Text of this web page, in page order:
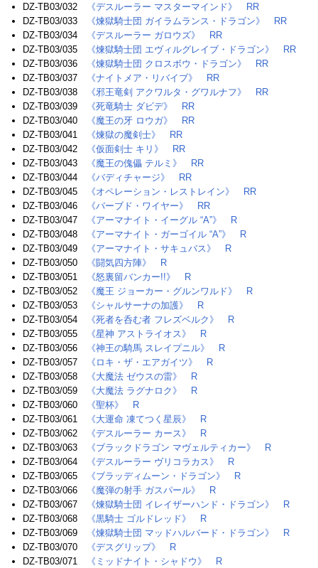
DZ-TB03/032
《デスルーラー マスターマインド》
RR
DZ-TB03/033
《煉獄騎士団 ガイラムランス・ドラゴン》
RR
DZ-TB03/034
《デスルーラー ガロウズ》
RR
DZ-TB03/035
《煉獄騎士団 エヴィルグレイブ・ドラゴン》
RR
DZ-TB03/036
《煉獄騎士団 クロスボウ・ドラゴン》
RR
DZ-TB03/037
《ナイトメア・リバイブ》
RR
DZ-TB03/038
《邪王竜剣 アクワルタ・グワルナフ》
RR
DZ-TB03/039
《死竜騎士 ダビデ》
RR
DZ-TB03/040
《魔王の牙 ロウガ》
RR
DZ-TB03/041
《煉獄の魔剣士》
RR
DZ-TB03/042
《仮面剣士 キリ》
RR
DZ-TB03/043
《魔王の傀儡 テルミ》
RR
DZ-TB03/044
《バディチャージ》
RR
DZ-TB03/045
《オペレーション・レストレイン》
RR
DZ-TB03/046
《バーブド・ワイヤー》
RR
DZ-TB03/047
《アーマナイト・イーグル “A”》
R
DZ-TB03/048
《アーマナイト・ガーゴイル “A”》
R
DZ-TB03/049
《アーマナイト・サキュバス》
R
DZ-TB03/050
《闘気四方陣》
R
DZ-TB03/051
《怒裏留バンカー!!》
R
DZ-TB03/052
《魔王 ジョーカー・グルンワルド》
R
DZ-TB03/053
《シャルサーナの加護》
R
DZ-TB03/054
《死者を呑む者 フレズベルク》
R
DZ-TB03/055
《星神 アストライオス》
R
DZ-TB03/056
《神王の騎馬 スレイプニル》
R
DZ-TB03/057
《ロキ・ザ・エアガイツ》
R
DZ-TB03/058
《大魔法 ゼウスの雷》
R
DZ-TB03/059
《大魔法 ラグナロク》
R
DZ-TB03/060
《聖杯》
R
DZ-TB03/061
《大運命 凍てつく星辰》
R
DZ-TB03/062
《デスルーラー カース》
R
DZ-TB03/063
《ブラックドラゴン マヴェルティカー》
R
DZ-TB03/064
《デスルーラー ヴリコラカス》
R
DZ-TB03/065
《ブラッディムーン・ドラゴン》
R
DZ-TB03/066
《魔弾の射手 ガスパール》
R
DZ-TB03/067
《煉獄騎士団 イレイザーハンド・ドラゴン》
R
DZ-TB03/068
《黒騎士 ゴルドレッド》
R
DZ-TB03/069
《煉獄騎士団 マッドハルバード・ドラゴン》
R
DZ-TB03/070
《デスグリップ》
R
DZ-TB03/071
《ミッドナイト・シャドウ》 R